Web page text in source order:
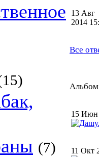
(7)
13 Авг
2014
Все
Альбом
15 Июн
11 Окт